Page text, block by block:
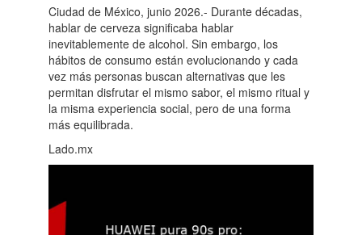
Ciudad de México, junio 2026.- Durante décadas,
hablar de cerveza significaba hablar
inevitablemente de alcohol. Sin embargo, los
hábitos de consumo están evolucionando y cada
vez más personas buscan alternativas que les
permitan disfrutar el mismo sabor, el mismo ritual y
la misma experiencia social, pero de una forma
más equilibrada.
Lado.mx